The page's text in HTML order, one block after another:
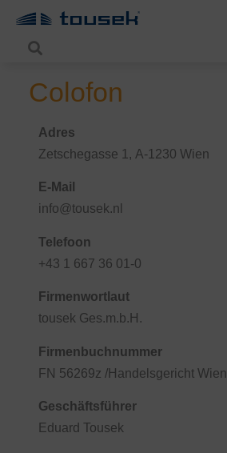
Colofon
Adres
Zetschegasse 1, A-1230 Wien
E-Mail
info@tousek.nl
Telefoon
+43 1 667 36 01-0
Firmenwortlaut
tousek Ges.m.b.H.
Firmenbuchnummer
FN 56269z /Handelsgericht Wien
Geschäftsführer
Eduard Tousek